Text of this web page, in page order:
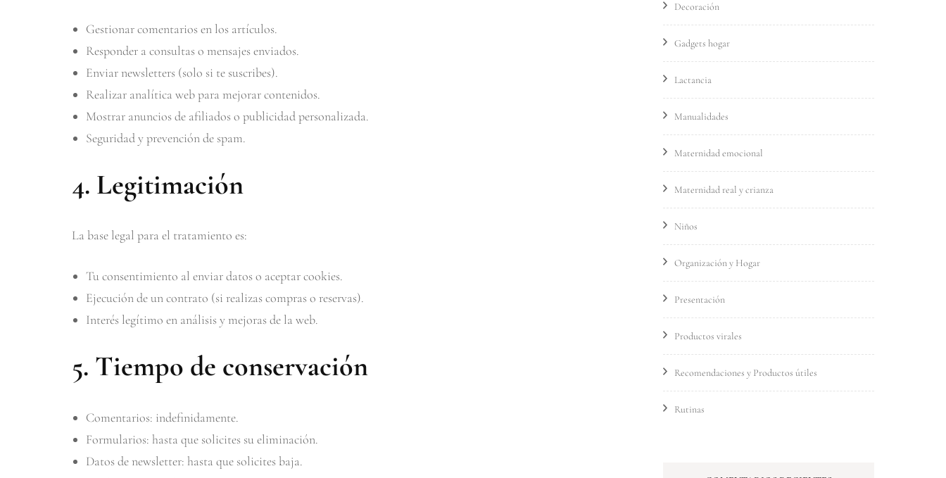
Gestionar comentarios en los artículos.
Responder a consultas o mensajes enviados.
Enviar newsletters (solo si te suscribes).
Realizar analítica web para mejorar contenidos.
Mostrar anuncios de afiliados o publicidad personalizada.
Seguridad y prevención de spam.
4. Legitimación
La base legal para el tratamiento es:
Tu consentimiento al enviar datos o aceptar cookies.
Ejecución de un contrato (si realizas compras o reservas).
Interés legítimo en análisis y mejoras de la web.
5. Tiempo de conservación
Comentarios: indefinidamente.
Formularios: hasta que solicites su eliminación.
Datos de newsletter: hasta que solicites baja.
Decoración
Gadgets hogar
Lactancia
Manualidades
Maternidad emocional
Maternidad real y crianza
Niños
Organización y Hogar
Presentación
Productos virales
Recomendaciones y Productos útiles
Rutinas